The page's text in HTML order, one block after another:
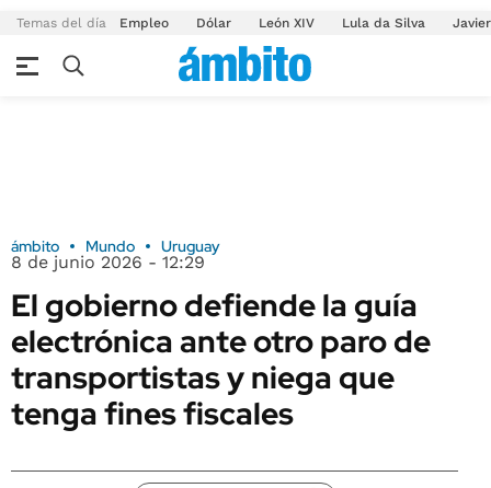
Temas del día Empleo Dólar León XIV Lula da Silva
ámbito Mundo Uruguay
8 de junio 2026 - 12:29
El gobierno defiende la guía
electrónica ante otro paro de
transportistas y niega que
tenga fines fiscales